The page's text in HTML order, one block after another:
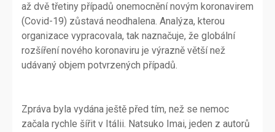
až dvě třetiny případů onemocnění novým koronavirem
(Covid-19) zůstavá neodhalena. Analýza, kterou
organizace vypracovala, tak naznačuje, že globální
rozšíření nového koronaviru je výrazně větší než
udávaný objem potvrzených případů.
Zpráva byla vydána ještě před tím, než se nemoc
začala rychle šířit v Itálii. Natsuko Imai, jeden z autorů